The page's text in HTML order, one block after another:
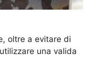
oltre a evitare di
una valida